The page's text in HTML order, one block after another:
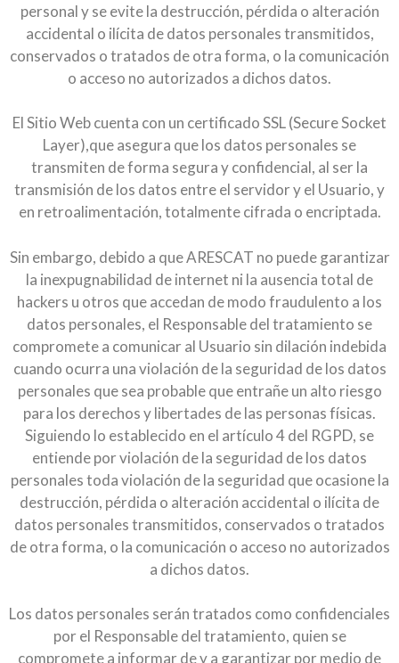
personal y se evite la destrucción, pérdida o alteración
accidental o ilícita de datos personales transmitidos,
conservados o tratados de otra forma, o la comunicación
o acceso no autorizados a dichos datos.
El Sitio Web cuenta con un certificado SSL (Secure Socket
Layer),que asegura que los datos personales se
transmiten de forma segura y confidencial, al ser la
transmisión de los datos entre el servidor y el Usuario, y
en retroalimentación, totalmente cifrada o encriptada.
Sin embargo, debido a que ARESCAT no puede garantizar
la inexpugnabilidad de internet ni la ausencia total de
hackers u otros que accedan de modo fraudulento a los
datos personales, el Responsable del tratamiento se
compromete a comunicar al Usuario sin dilación indebida
cuando ocurra una violación de la seguridad de los datos
personales que sea probable que entrañe un alto riesgo
para los derechos y libertades de las personas físicas.
Siguiendo lo establecido en el artículo 4 del RGPD, se
entiende por violación de la seguridad de los datos
personales toda violación de la seguridad que ocasione la
destrucción, pérdida o alteración accidental o ilícita de
datos personales transmitidos, conservados o tratados
de otra forma, o la comunicación o acceso no autorizados
a dichos datos.
Los datos personales serán tratados como confidenciales
por el Responsable del tratamiento, quien se
compromete a informar de y a garantizar por medio de